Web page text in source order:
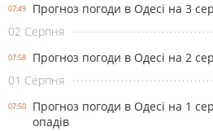
07:49
Прогноз погоди в Одесі на 3
02 Серпня
07:58
Прогноз погоди в Одесі на 2
01 Серпня
07:50
Прогноз погоди в Одесі на 1
опадів